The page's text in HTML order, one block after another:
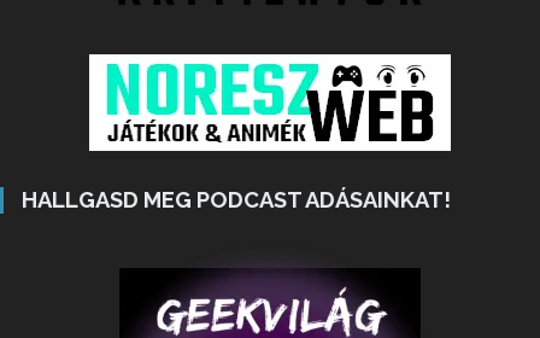
HALLGASD MEG PODCAST ADÁSAINKAT!